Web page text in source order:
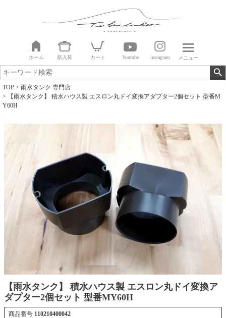
ホーム 新入荷 カート Youtube instagram メニュー
TOP
雨水タンク 専門店
【雨水タンク】 積水ハウス製 エスロン丸ドイ変換アダプター2個セット 型番M
Y60H
【雨水タンク】 積水ハウス製 エスロン丸ドイ変換ア
ダプター2個セット 型番MY60H
商品番号 110210400042